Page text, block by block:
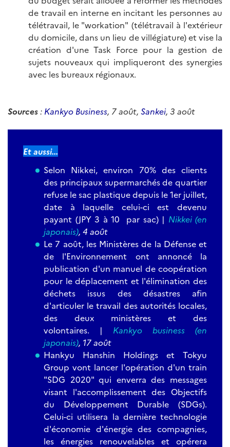
de travail en interne en incitant les personnes au
télétravail, le "workation" (télétravail à l'extérieur
du domicile, dans un lieu de villégiature) et vise la
création d'une Task Force pour la gestion de
sujets nouveaux qui impliqueront des synergies
avec les bureaux régionaux.
Sources: Kankyo Business, 7 août, Sankei, 3 août
Et aussi...
Selon Nikkei, environ 70% des clients
des principaux supermarchés de quartier
refuse le sac plastique depuis le 1er juillet,
date à laquelle celui-ci est devenu
payant (JPY 3 à 10 par sac) | Nikkei (en
japonais), 4 août
Le 7 août, les Ministères de la Défense et
de l'Environnement ont annoncé la
publication d'un manuel de coopération
pour le déplacement et l'élimination des
déchets issus des désastres afin
d'articuler le travail des autorités locales,
des deux ministères et des
volontaires. |
Kankyo business (en
japonais), 17 août
Hankyu Hanshin Holdings et Tokyu
Group vont lancer l'opération d'un train
"SDG 2020" qui enverra des messages
visant l'accomplissement des Objectifs
du Développement Durable (SDGs).
Celui-ci utilisera la dernière technologie
d'économie d'énergie des compagnies,
les énergies renouvelables et opérera